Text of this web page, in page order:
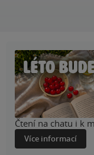
Čtení na chatu i k
Více informací